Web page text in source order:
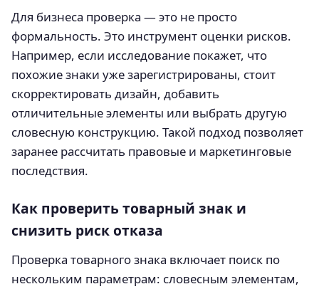
Для бизнеса проверка — это не просто
формальность. Это инструмент оценки рисков.
Например, если исследование покажет, что
похожие знаки уже зарегистрированы, стоит
скорректировать дизайн, добавить
отличительные элементы или выбрать другую
словесную конструкцию. Такой подход позволяет
заранее рассчитать правовые и маркетинговые
последствия.
Как проверить товарный знак и
снизить риск отказа
Проверка товарного знака включает поиск по
нескольким параметрам: словесным элементам,